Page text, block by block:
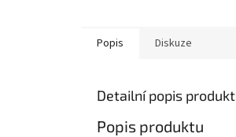
Popis Diskuze
Detailní popis
Popis produktu